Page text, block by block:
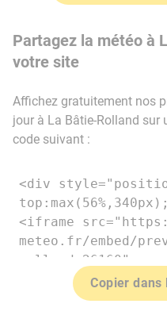
Partagez la météo à
votre site
Affichez gratuitement nos
jour à La Bâtie-Rolland sur
code suivant :
Copier